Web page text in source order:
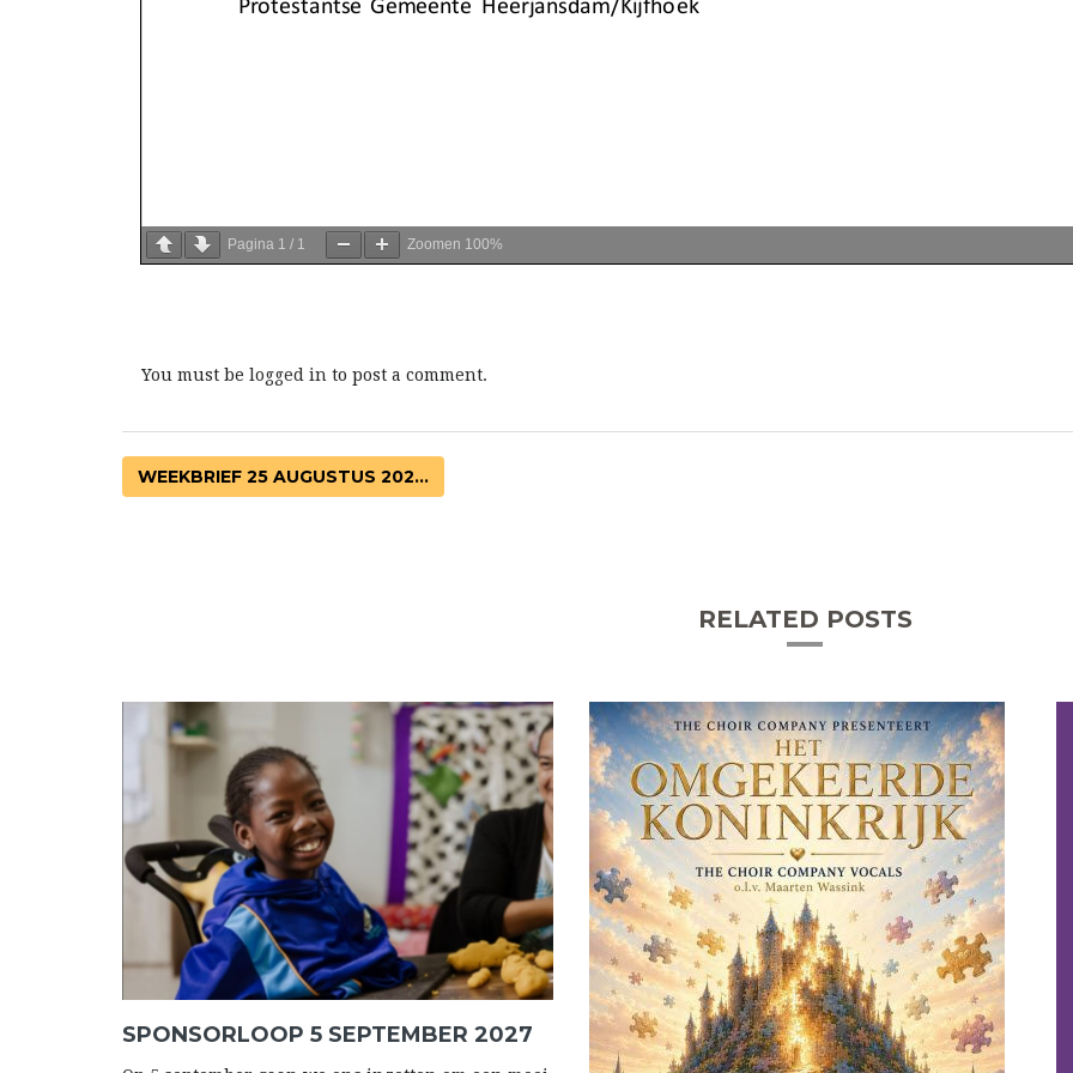
Pagina 1 / 1 Zoomen 100%
You must be logged in to post a comment.
WEEKBRIEF 25 AUGUSTUS 202...
RELATED POSTS
SPONSORLOOP 5 SEPTEMBER 2027